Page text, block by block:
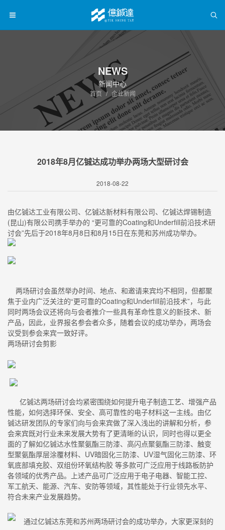
NEWS
新闻中心
首页 企业新闻
2018年8月亿铖达成功举办两场大型研讨会
2018-08-22
由亿铖达工业有限公司、亿铖达新材料有限公司、亿铖达焊锡制造
(昆山)有限公司携手举办的 “更可靠的Coating和Underfill前沿技术研
讨会”先后于2018年8月8日和8月15日在东莞和苏州成功举办。
两场研讨会虽然举办时间、地点、和邀请来宾均不相同，但都聚
焦于业内广泛关注的“更可靠的Coating和Underfill前沿技术”，与此
同时两场会议还将向与会者推介一些具有革命性意义的新技术、新
产品，因此，业界报名参会者众多，随着会议的成功举办，两场会
议受到参会来宾一致好评。
两场研讨会剪影
亿铖达两场研讨会均紧密围绕如何提升电子制造工艺、增强产品
性能，如何选择环保、安全、高可靠性的电子材料这一主线。由亿
铖达研发团队的专家们向与会来宾做了深入浅出的讲解和分析，参
会来宾既对行业未来发展大势有了更清晰的认识，同时也得以更全
面的了解如亿铖达水性聚氨酯三防漆、高闪点聚氨酯三防漆、触变
型聚氨酯厚层涂覆材料、UV暗固化三防漆、UV湿气固化三防漆、环
氧底部填充胶、双组份环氧结构胶 等多款可广泛应用于线路板防护
各领域的优秀产品。上述产品可广泛应用于电子电器、智能工控、
军工航天、能源、汽车、安防等领域，其性能处于行业领先水平、
符合未来产业发展趋势。
通过亿铖达东莞和苏州两场研讨会的成功举办，大家更深刻的